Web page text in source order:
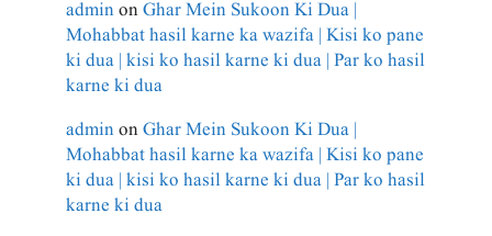
adminonGhar Mein Sukoon Ki Dua |
Mohabbat hasil karne ka wazifa | Kisi ko pane
ki dua | kisi ko hasil karne ki dua | Par ko hasil
karne ki dua
adminonGhar Mein Sukoon Ki Dua |
Mohabbat hasil karne ka wazifa | Kisi ko pane
ki dua | kisi ko hasil karne ki dua | Par ko hasil
karne ki dua